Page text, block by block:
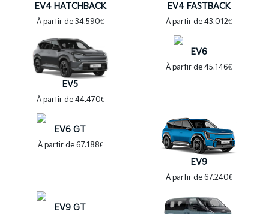
EV4 HATCHBACK
À partir de 34.590€
EV4 FASTBACK
À partir de 43.012€
EV5
À partir de 44.470€
EV6
À partir de 45.146€
EV6 GT
À partir de 67.188€
EV9
À partir de 67.240€
EV9 GT